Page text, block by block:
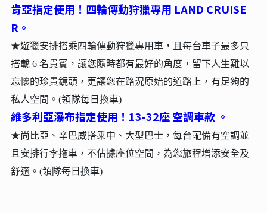
肯亞指定使用！四輪傳動狩獵專用 LAND CRUISE
R。
★遊獵安排搭乘四輪傳動狩獵專用車，且每台車子最多只
搭載 6 名貴賓，讓您隨時都有最好的角度，留下人生難以
忘懷的珍貴鏡頭，更讓您在路況原始的道路上，有足夠的
私人空間。(領隊每日換車)
維多利亞瀑布指定使用！13-32座 空調車款 。
★尚比亞、辛巴威搭乘中、大型巴士，每台配備有空調並
且安排行李拖車，不佔據座位空間，為您旅程增添安全及
舒適。(領隊每日換車)